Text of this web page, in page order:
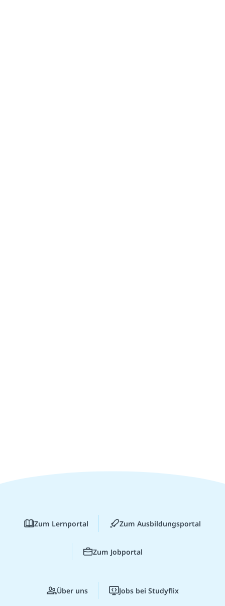
Zum Lernportal Zum Ausbildungsportal
Zum Jobportal
Über uns Jobs bei Studyflix